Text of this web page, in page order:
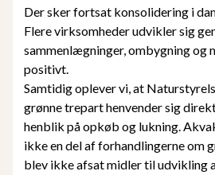
Der sker fortsat konsolidering i
Flere virksomheder udvikler sig
sammenlægninger, ombygning og
positivt.
Samtidig oplever vi, at
grønne trepart henvender sig
henblik på opkøb og lukning.
ikke en del af forhandlingerne om
blev ikke afsat midler til udvikling